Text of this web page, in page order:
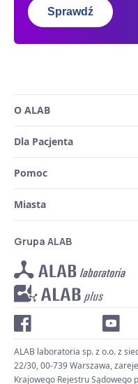
Sprawdź
O ALAB
Dla Pacjenta
Pomoc
Miasta
Grupa ALAB
ALAB laboratoria sp. z o.o. z
22/30, 00-739 Warszawa,
Krajowego Rejestru Sądowego